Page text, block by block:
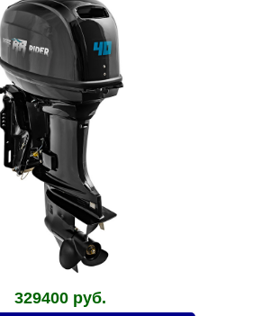
329400 руб.